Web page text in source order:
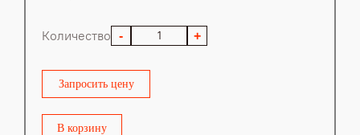
Количество - +
Запросить цену
В корзину